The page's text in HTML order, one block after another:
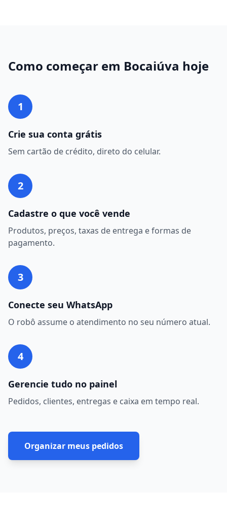
Como começar em Bocaiúva hoje
1
Crie sua conta grátis
Sem cartão de crédito, direto do celular.
2
Cadastre o que você vende
Produtos, preços, taxas de entrega e formas de
pagamento.
3
Conecte seu WhatsApp
O robô assume o atendimento no seu número atual.
4
Gerencie tudo no painel
Pedidos, clientes, entregas e caixa em tempo real.
Organizar meus pedidos